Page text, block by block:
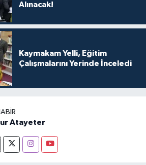
Alınacak!
Kaymakam Yelli, Eğitim
Çalışmalarını Yerinde İnceledi
Atayeter